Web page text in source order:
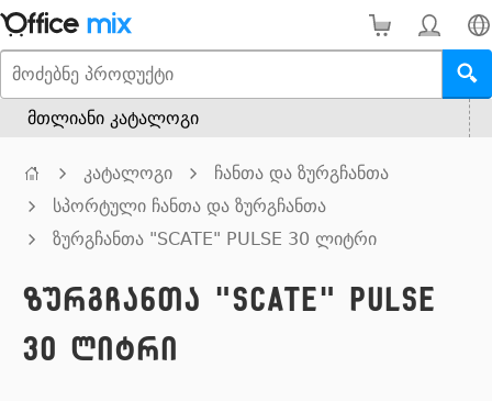
მთლიანი კატალოგი
კატალოგი
ჩანთა და ზურგჩანთა
სპორტული ჩანთა და ზურგჩანთა
ზურგჩანთა "SCATE" PULSE 30 ლიტრი
ზურგჩანთა "SCATE" PULSE
30 ლიტრი